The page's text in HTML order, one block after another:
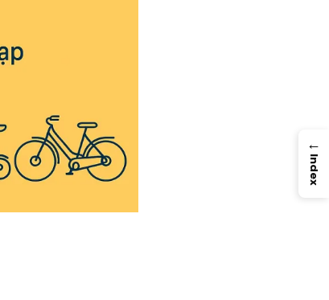
→
Index